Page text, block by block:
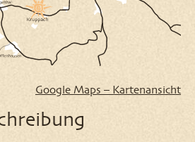
Google Maps – Kartenansicht